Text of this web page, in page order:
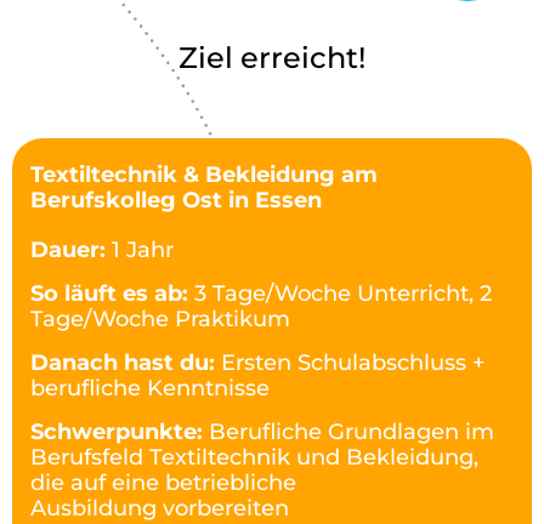
Ziel erreicht!
Textiltechnik & Bekleidung am
Berufskolleg Ost in Essen
Dauer: 1 Jahr
So läuft es ab: 3 Tage/Woche Unterricht, 2
Tage/Woche Praktikum
Danach hast du: Ersten Schulabschluss +
berufliche Kenntnisse
Schwerpunkte: Berufliche Grundlagen im
Berufsfeld Textiltechnik und Bekleidung,
die auf eine betriebliche
Ausbildung vorbereiten